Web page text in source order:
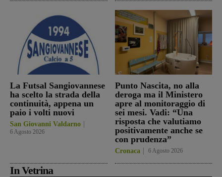
La Futsal Sangiovannese
ha scelto la strada della
continuità, appena un
paio i volti nuovi
San Giovanni Valdarno
6 Agosto 2026
Punto Nascita, no alla
deroga ma il Ministero
apre al monitoraggio di
sei mesi. Vadi: “Una
risposta che valutiamo
positivamente anche se
con prudenza”
Cronaca 6 Agosto 2026
In Vetrina